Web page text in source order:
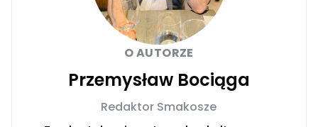
O AUTORZE
Przemysław Bociąga
Redaktor Smakosze